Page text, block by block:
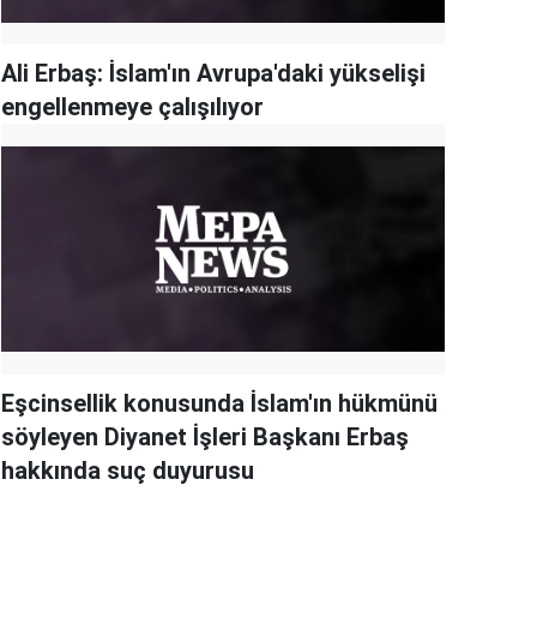
Ali Erbaş: İslam'ın Avrupa'daki yükselişi
engellenmeye çalışılıyor
Eşcinsellik konusunda İslam'ın hükmünü
söyleyen Diyanet İşleri Başkanı Erbaş
hakkında suç duyurusu